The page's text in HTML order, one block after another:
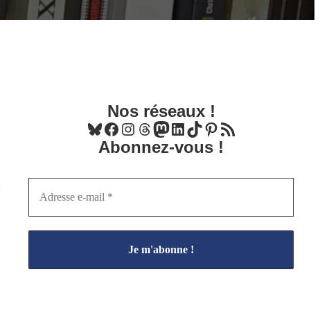
Nos réseaux !
Bluesky Facebook Instagram Threads Mastodon LinkedIn TikTok Pinterest
Flux RSS
Abonnez-vous !